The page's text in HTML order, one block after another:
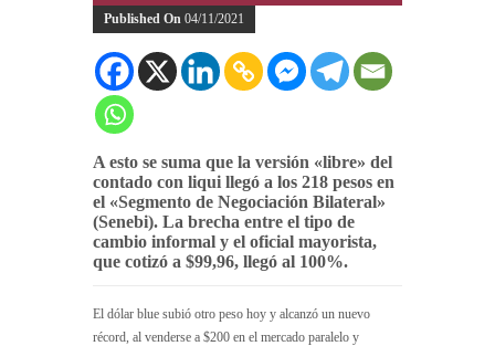
Published On 04/11/2021
A esto se suma que la versión «libre» del
contado con liqui llegó a los 218 pesos en
el «Segmento de Negociación Bilateral»
(Senebi). La brecha entre el tipo de
cambio informal y el oficial mayorista,
que cotizó a $99,96, llegó al 100%.
El dólar blue subió otro peso hoy y alcanzó un nuevo
récord, al venderse a $200 en el mercado paralelo y